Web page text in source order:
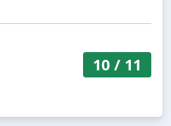
10/ 11